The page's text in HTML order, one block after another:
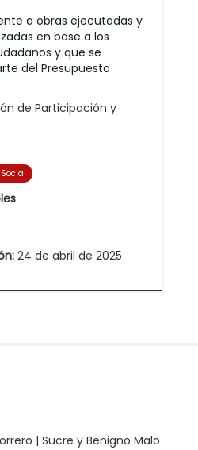
a obras ejecutadas y
en base a los
y que se
del Presupuesto
de Participación y
24 de abril de 2025
| Sucre y Benigno Malo